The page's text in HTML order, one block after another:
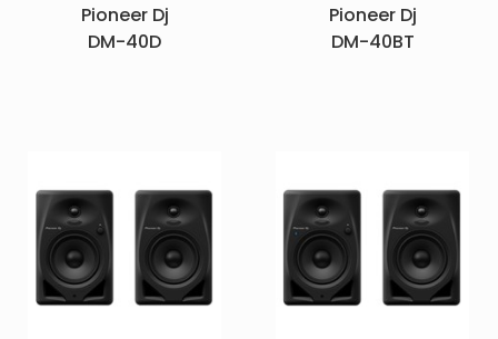
Pioneer Dj
DM-40D
Pioneer Dj
DM-40BT